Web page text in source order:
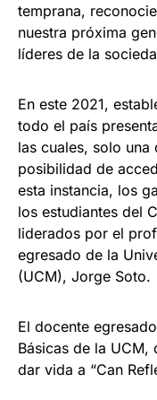
temprana,
nuestra próxima
líderes de la
En este 2021,
todo el país
las cuales, solo
posibilidad de
esta instancia, los
los estudiantes del
liderados por el
egresado de la
(UCM), Jorge Soto.
El docente
Básicas de la UCM,
dar vida a “Can